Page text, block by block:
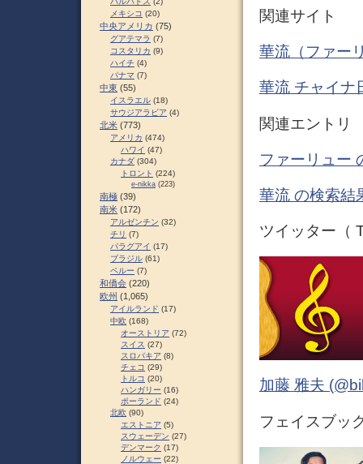
関連サイト
華流（ファー
華流 チャイナ
関連エントリ
ファーリュー
華流 の検索結
ツイッター（
加藤 雅夫
フェイスブッ
メキシコ (20)
中央アメリカ (75)
グアテマラ (7)
コスタリカ (9)
ハイチ (4)
パナマ (7)
中東 (55)
イスラエル (18)
サウジアラビア (4)
北米 (773)
アメリカ (474)
ハワイ (47)
カナダ (304)
トロント (224)
e-nikka (223)
南極 (39)
南米 (172)
アルゼンチン (32)
チリ (7)
パラグアイ (17)
ブラジル (61)
ペルー (7)
和僑会 (220)
欧州 (1,065)
アイルランド (17)
中欧 (168)
オーストリア (72)
スイス (27)
スロパキア (8)
チェコ (29)
トルコ (20)
ハンガリー (16)
ポーランド (24)
北欧 (90)
エストニア (5)
スウェーデン (27)
デンマーク (17)
ノルウェー (22)